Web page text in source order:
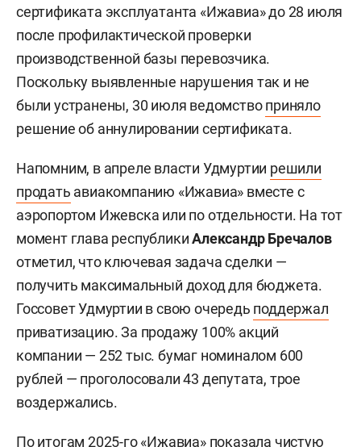
сертификата эксплуатанта «Ижавиа» до 28 июля
после профилактической проверки
производственной базы перевозчика.
Поскольку выявленные нарушения так и не
были устранены, 30 июля ведомствоприняло
решение об аннулировании сертификата.
Напомним, в апреле власти Удмуртии решили
продать авиакомпанию «Ижавиа» вместе с
аэропортом Ижевска или по отдельности. На тот
момент глава республикиАлександр Бречалов
отметил, что ключевая задача сделки —
получить максимальный доход для бюджета.
Госсовет Удмуртии в свою очередь поддержал
приватизацию. За продажу 100% акций
компании — 252 тыс. бумаг номиналом 600
рублей — проголосовали 43 депутата, трое
воздержались.
По итогам 2025-го «Ижавиа» показала чистую